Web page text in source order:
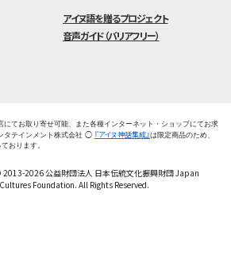
アイヌ語を贈るプロジェクト
音声ガイド（バリアフリー）
てお取り寄せ可能、また各種インターネット・ショップにてお求
タテインメント株式会社 ◯ 『アイヌ神話集成』は限定商品のため、
おります。
2026 公益財団法人 日本伝統文化振興財団 Japan
Foundation. All Rights Reserved.